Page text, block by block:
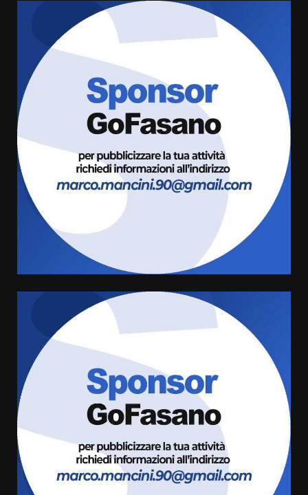
Politiche Giovanili e Mobilità
Sostenibile: premiati gli studenti
universitari del bando “La strada
giusta”
8 Agosto 2026 07:15
“I Contestatori: Musica di
Rivoluzione”: nuovo
appuntamento con “Fasano in
Banda”
amarezza per esclusione dal
campionato di calcio”
7 Agosto 2026 06:00
Fasanese ferito a colpi di arma
da fuoco
6 Agosto 2026 18:13
Carta d’identità: continua il piano
di aperture straordinarie del
Comune di Fasano